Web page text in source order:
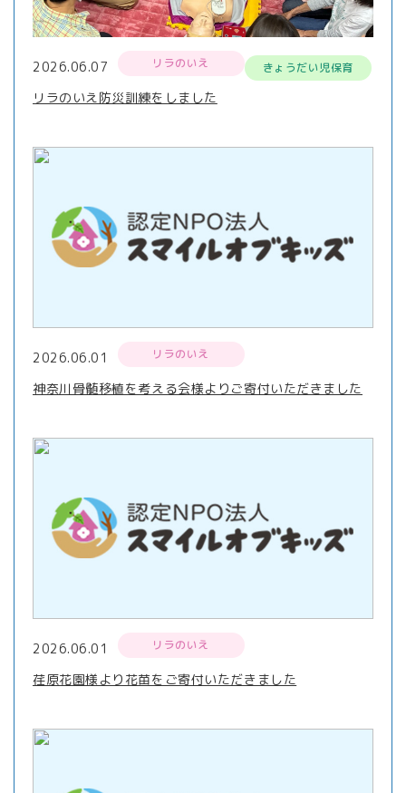
2026.06.07 リラのいえ きょうだい児保育
リラのいえ防災訓練をしました
2026.06.01 リラのいえ
神奈川骨髄移植を考える会様よりご寄付いただきました
2026.06.01 リラのいえ
荏原花園様より花苗をご寄付いただきました